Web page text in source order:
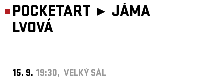
POCKETART ► JÁMA
LVOVÁ
15. 9. 19:30, VELKÝ SÁL